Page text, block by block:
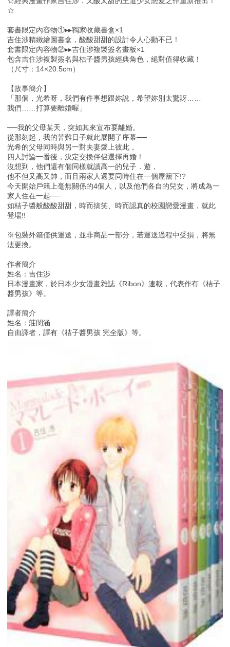
☆
套書限定內容物①▸▸獨家收藏書盒×1
吉住涉精緻繪圖書盒，酸酸甜甜的設計令人心動不已！
套書限定內容物②▸▸吉住涉複製簽名畫板×1
包含吉住涉複製簽名與桔子醬男孩經典角色，絕對值得收藏！
（尺寸：14×20.5cm）
【故事簡介】
「那個，光希呀，我們有件事想跟妳說，希望妳別太驚訝……
我們……打算要離婚喔」
──我的父母某天，突如其來宣布要離婚。
從那刻起，我的苦難日子就此展開了序幕──
光希的父母同時與另一對夫妻愛上彼此，
四人討論一番後，決定交換伴侶選擇再婚！
沒想到，他們還有個同樣就讀高一的兒子．遊，
他不但又高又帥，而且兩家人還要同時住在一個屋簷下!?
今天開始戶籍上毫無關係的4個人，以及他們各自的兒女，將成為一
家人住在一起──
如桔子醬般酸酸甜甜，時而搞笑、時而認真的校園戀愛漫畫，就此
登場!!
※包裝外箱僅供運送，並非商品一部分，若運送過程中受損，將無
法更換。
作者簡介
姓名：吉住渉
日本漫畫家，於日本少女漫畫雜誌《Ribon》連載，代表作有《桔子
醬男孩》等。
譯者簡介
姓名：莊閔涵
自由譯者，譯有《桔子醬男孩 完全版》等。